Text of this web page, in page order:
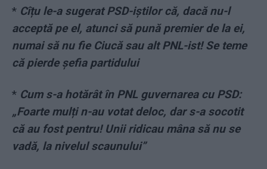
* Cîțu le-a sugerat PSD-iștilor că, dacă nu-l
acceptă pe el, atunci să pună premier de la ei,
numai să nu fie Ciucă sau alt PNL-ist! Se teme
că pierde șefia partidului
* Cum s-a hotărât în PNL guvernarea cu PSD:
„Foarte mulți n-au votat deloc, dar s-a socotit
că au fost pentru! Unii ridicau mâna să nu se
vadă, la nivelul scaunului”